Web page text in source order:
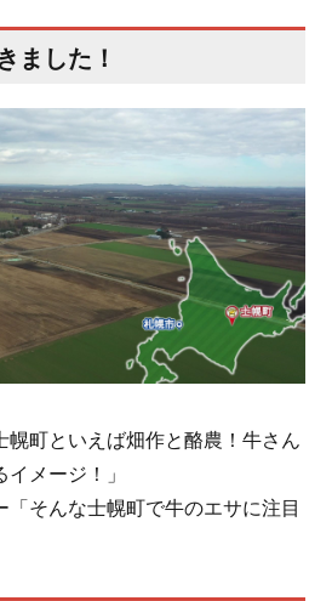
ました！
幌町といえば畑作と酪農！牛さん
メージ！」
そんな士幌町で牛のエサに注目